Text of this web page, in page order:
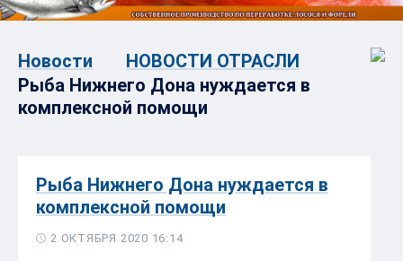
Новости
НОВОСТИ ОТРАСЛИ
Рыба Нижнего Дона нуждается в
комплексной помощи
Рыба Нижнего Дона нуждается в
комплексной помощи
2 ОКТЯБРЯ 2020 16:14